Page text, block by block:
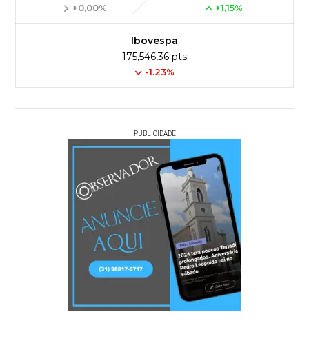
+0,00% +1,15%
Ibovespa
175,546,36 pts
-1.23%
PUBLICIDADE